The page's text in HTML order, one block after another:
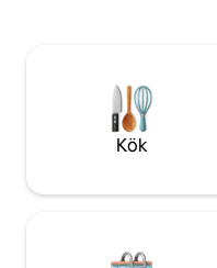
bara vackert utan också
funktionellt och trevligt.
vacker utsikt.
Kök